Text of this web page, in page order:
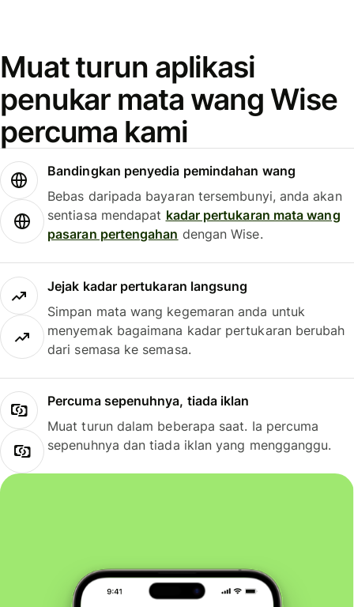
Muat turun aplikasi
penukar mata wang Wise
percuma kami
Bandingkan penyedia pemindahan wang
Bebas daripada bayaran tersembunyi, anda akan
sentiasa mendapat kadar pertukaran mata wang
pasaran pertengahan dengan Wise.
Jejak kadar pertukaran langsung
Simpan mata wang kegemaran anda untuk
menyemak bagaimana kadar pertukaran berubah
dari semasa ke semasa.
Percuma sepenuhnya, tiada iklan
Muat turun dalam beberapa saat. Ia percuma
sepenuhnya dan tiada iklan yang mengganggu.